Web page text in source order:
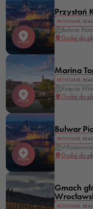
Przystań
PRZYSTANIE,
Bulwar
Dodaj do
Marina
PRZYSTANIE,
Księcia
Dodaj do
Bulwar
PRZYSTANIE,
Dodaj do
Gmach
PRZYSTANIE,